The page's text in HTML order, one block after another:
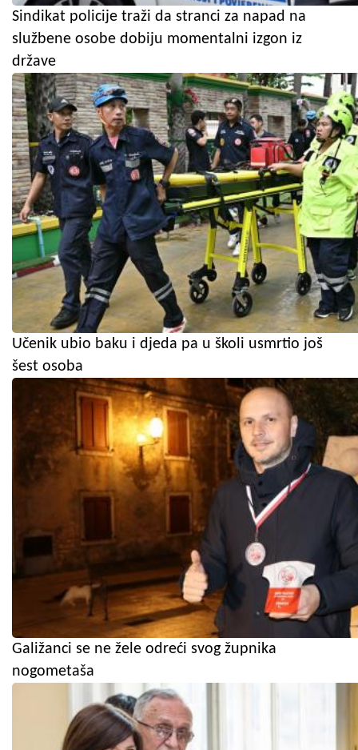
Sindikat policije traži da stranci za napad na
službene osobe dobiju momentalni izgon iz
države
Učenik ubio baku i djeda pa u školi usmrtio još
šest osoba
Galižanci se ne žele odreći svog župnika
nogometaša